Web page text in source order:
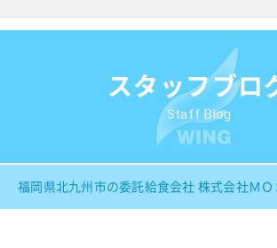
スタッフブロ
Staff Blog
福岡県北九州市の委託給食会社 株式会社ＭＯ